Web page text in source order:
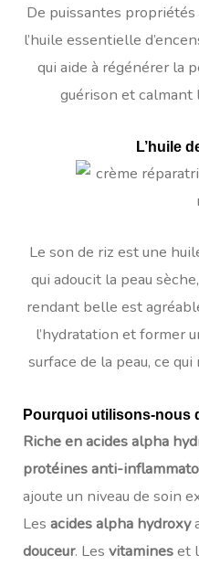
De puissantes
l’huile essentielle
qui aide à régénérer la
guérison et calmant
L’huile
Le son de riz est une
qui adoucit la peau
rendant belle est
l’hydratation et former
surface de la peau, ce
Pourquoi utilisons-nous
Riche en acides alpha
protéines anti-
ajoute un niveau de soin
Les acides alpha hydroxy
douceur. Lesvitamineset